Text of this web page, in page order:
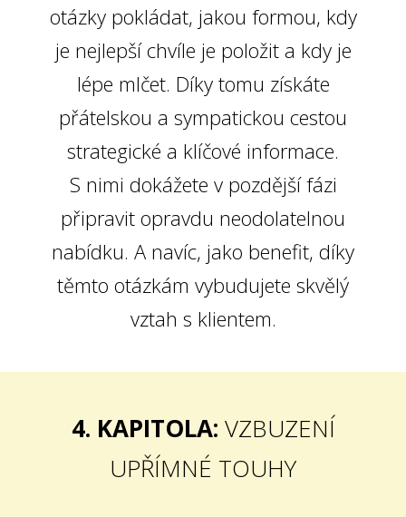
otázky pokládat, jakou formou, kdy
je nejlepší chvíle je položit a kdy je
lépe mlčet. Díky tomu získáte
přátelskou a sympatickou cestou
strategické a klíčové informace.
S nimi dokážete v pozdější fázi
připravit opravdu neodolatelnou
nabídku. A navíc, jako benefit, díky
těmto otázkám vybudujete skvělý
vztah s klientem.
4. KAPITOLA: VZBUZENÍ
UPŘÍMNÉ TOUHY